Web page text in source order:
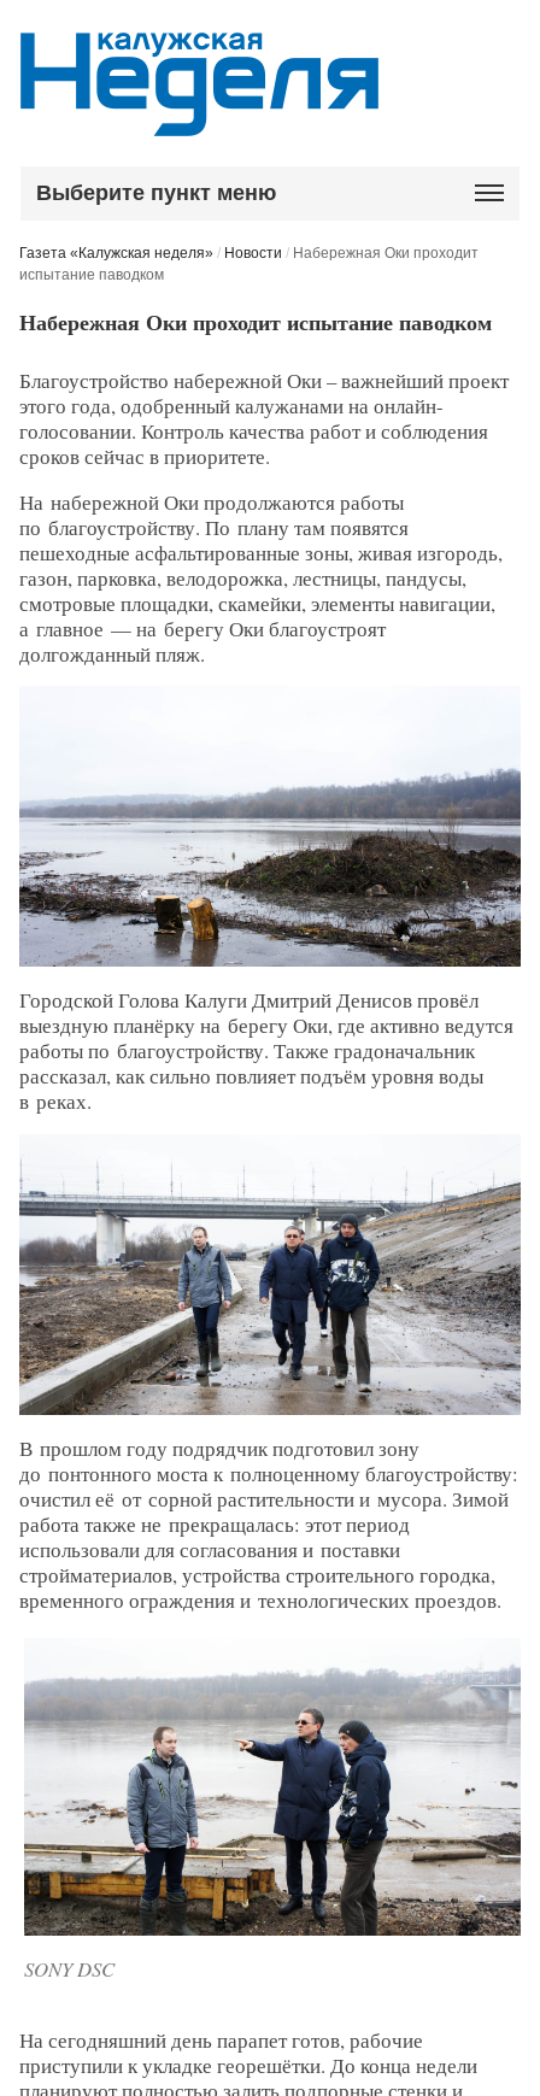
Выберите пункт меню
Газета «Калужская неделя» / Новости / Набережная Оки проходит
испытание паводком
Набережная Оки проходит испытание паводком
Благоустройство набережной Оки – важнейший проект
этого года, одобренный калужанами на онлайн-
голосовании. Контроль качества работ и соблюдения
сроков сейчас в приоритете.
На набережной Оки продолжаются работы
по благоустройству. По плану там появятся
пешеходные асфальтированные зоны, живая изгородь,
газон, парковка, велодорожка, лестницы, пандусы,
смотровые площадки, скамейки, элементы навигации,
а главное — на берегу Оки благоустроят
долгожданный пляж.
Городской Голова Калуги Дмитрий Денисов провёл
выездную планёрку на берегу Оки, где активно ведутся
работы по благоустройству. Также градоначальник
рассказал, как сильно повлияет подъём уровня воды
в реках.
В прошлом году подрядчик подготовил зону
до понтонного моста к полноценному благоустройству:
очистил её от сорной растительности и мусора. Зимой
работа также не прекращалась: этот период
использовали для согласования и поставки
стройматериалов, устройства строительного городка,
временного ограждения и технологических проездов.
SONY DSC
На сегодняшний день парапет готов, рабочие
приступили к укладке георешётки. До конца недели
планируют полностью залить подпорные стенки и